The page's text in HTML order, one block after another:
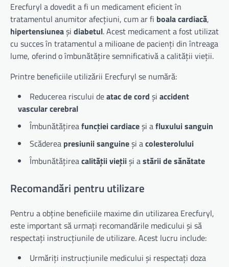
Erecfuryl a dovedit a fi un medicament eficient în
tratamentul anumitor afecțiuni, cum ar fi boala cardiacă,
hipertensiuneași diabetul. Acest medicament a fost utilizat
cu succes în tratamentul a milioane de pacienți din întreaga
lume, oferind o îmbunătățire semnificativă a calității vieții.
Printre beneficiile utilizării Erecfuryl se numără:
Reducerea riscului deatac de cord și accident
vascular cerebral
Îmbunătățireafuncției cardiaceși afluxului sanguin
Scăderea presiunii sanguineși acolesterolului
Îmbunătățireacalității viețiiși astării de sănătate
Recomandări pentru utilizare
Pentru a obține beneficiile maxime din utilizarea Erecfuryl,
este important să urmați recomandările medicului și să
respectați instrucțiunile de utilizare. Acest lucru include:
Urmăriți instrucțiunile medicului și respectați doza